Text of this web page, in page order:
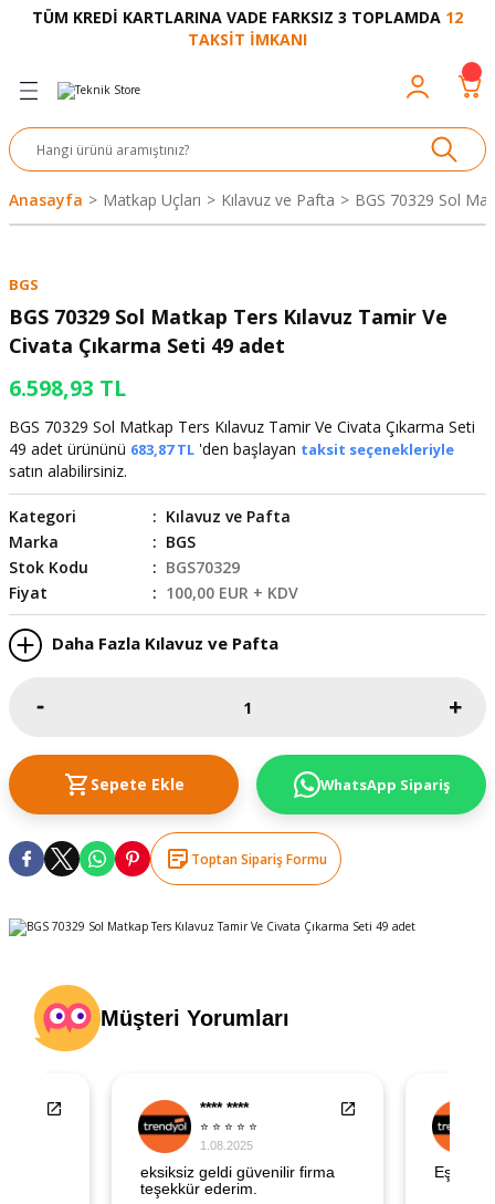
TÜM KREDİ KARTLARINA VADE FARKSIZ 3 TOPLAMDA 12
TAKSİT İMKANI
Geri Dön
Siperlik
Geri Dön
Bot
Geri Dön
ve Aksesuar
Makinesi
Geri Dön
Makinesi
Geri Dön
Geri Dön
Bantlar
Geri Dön
Geri Dön
ve Ürünleri
Cobot
Geri Dön
ve Aksesuarı
Anasayfa Matkap Uçları Kılavuz ve Pafta BGS 70329 Sol
BGS
BGS 70329 Sol Matkap Ters Kılavuz Tamir Ve
Civata Çıkarma Seti 49 adet
6.598,93 TL
BGS 70329 Sol Matkap Ters Kılavuz Tamir Ve Civata Çıkarma Seti
49 adet ürününü 683,87 TL 'den başlayan taksit seçenekleriyle
satın alabilirsiniz.
Kategori
Kılavuz ve Pafta
Marka
BGS
Stok Kodu
BGS70329
Fiyat
100,00 EUR + KDV
Daha Fazla Kılavuz ve Pafta
Sepete Ekle WhatsApp Sipariş
Toptan Sipariş Formu